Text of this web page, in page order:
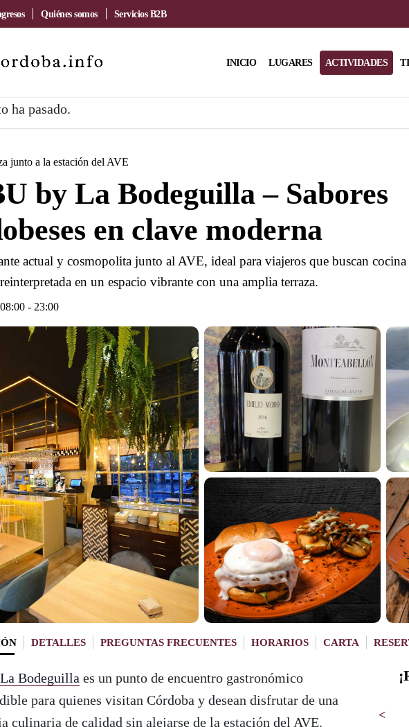
Quiénes somos Servicios B2B
INICIO LUGARES ACTIVIDADES
ha pasado.
junto a la estación del AVE
by La Bodeguilla – Sabores
en clave moderna
actual y cosmopolita junto al AVE, ideal para viajeros que buscan cocina
en un espacio vibrante con una amplia terraza.
- 23:00
DETALLES PREGUNTAS FRECUENTES HORARIOS CARTA
Bodeguilla es un punto de encuentro gastronómico
para quienes visitan Córdoba y desean disfrutar de una
culinaria de calidad sin alejarse de la estación del AVE.
<